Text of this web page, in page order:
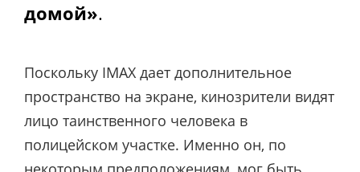
домой».
Поскольку IMAX дает дополнительное
пространство на экране, кинозрители видят
лицо таинственного человека в
полицейском участке. Именно он, по